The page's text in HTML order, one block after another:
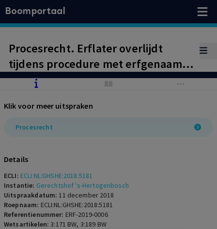
Boomportaal
Procesrecht. Erflater overlijdt
tijdens procedure met erfgenaam.
Voortzetting geding en
Klik voor meer uitspraken
Procesrecht
Details
ECLI: ECLI:NL:GHSHE:2018:5181
Instantie: Gerechtshof 's-Hertogenbosch
Uitspraakdatum:11 december 2018
Roepnaam: ECLI:NL:GHSHE:2018:5181
Referentienummer: ERF-2019-0006
Wetsartikelen:3:171 BW, 3:189 BW